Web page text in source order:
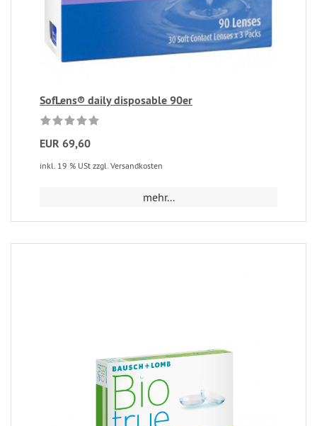
SofLens® daily disposable 90er
EUR 69,60
inkl. 19 % USt zzgl. Versandkosten
mehr...